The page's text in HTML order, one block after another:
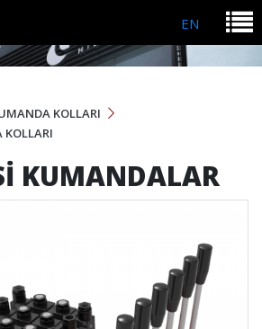
EN
KOLLARI
KOLLARI
KUMANDALAR